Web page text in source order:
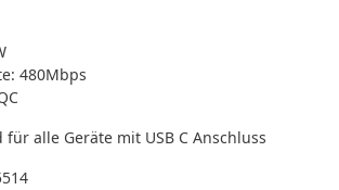
480Mbps
für alle Geräte mit USB C Anschluss